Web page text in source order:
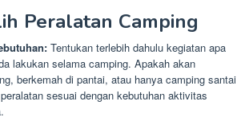
Peralatan Camping
Tentukan terlebih dahulu kegiatan apa
lakukan selama camping. Apakah akan
berkemah di pantai, atau hanya camping santai
sesuai dengan kebutuhan aktivitas